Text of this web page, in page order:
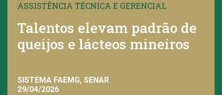
ASSISTÊNCIA TÉCNICA E GERENCIAL
Talentos elevam padrão de
queijos e lácteos mineiros
SISTEMA FAEMG, SENAR
29/04/2026